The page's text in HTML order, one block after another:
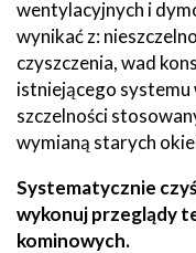
wentylacyjnych i
wynikać z:
czyszczenia, wad
istniejącego
szczelności
wymianą starych
Systematycznie
wykonuj przeglądy
kominowych.